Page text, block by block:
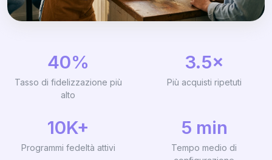
40%
Tasso di fidelizzazione più
alto
3.5×
Più acquisti ripetuti
10K+
Programmi fedeltà attivi
5 min
Tempo medio di